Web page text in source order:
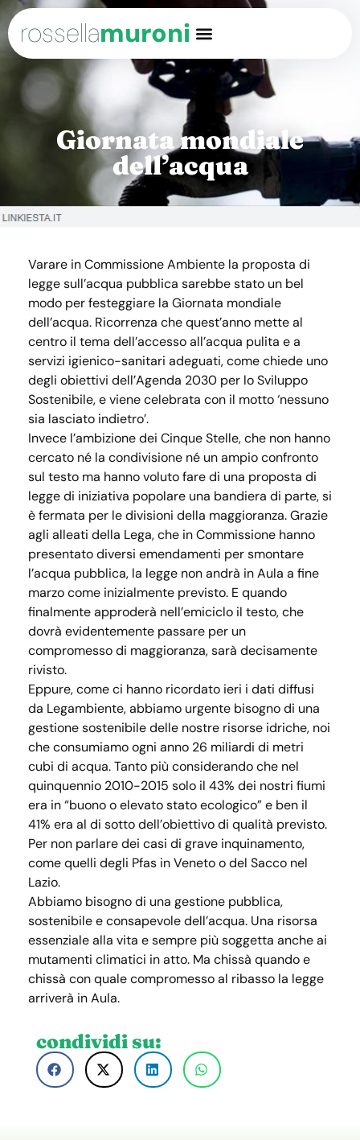
rossellamuroni
Giornata mondiale
dell’acqua
condividi su:
Varare in Commissione Ambiente la proposta di
legge sull’acqua pubblica sarebbe stato un bel
modo per festeggiare la Giornata mondiale
dell’acqua. Ricorrenza che quest’anno mette al
centro il tema dell’accesso all’acqua pulita e a
servizi igienico-sanitari adeguati, come chiede uno
degli obiettivi dell’Agenda 2030 per lo Sviluppo
Sostenibile, e viene celebrata con il motto ‘nessuno
sia lasciato indietro’.
Invece l’ambizione dei Cinque Stelle, che non hanno
cercato né la condivisione né un ampio confronto
sul testo ma hanno voluto fare di una proposta di
legge di iniziativa popolare una bandiera di parte, si
è fermata per le divisioni della maggioranza. Grazie
agli alleati della Lega, che in Commissione hanno
presentato diversi emendamenti per smontare
l’acqua pubblica, la legge non andrà in Aula a fine
marzo come inizialmente previsto. E quando
finalmente approderà nell’emiciclo il testo, che
dovrà evidentemente passare per un
compromesso di maggioranza, sarà decisamente
rivisto.
Eppure, come ci hanno ricordato ieri i dati diffusi
da Legambiente, abbiamo urgente bisogno di una
gestione sostenibile delle nostre risorse idriche, noi
che consumiamo ogni anno 26 miliardi di metri
cubi di acqua. Tanto più considerando che nel
quinquennio 2010-2015 solo il 43% dei nostri fiumi
era in “buono o elevato stato ecologico” e ben il
41% era al di sotto dell’obiettivo di qualità previsto.
Per non parlare dei casi di grave inquinamento,
come quelli degli Pfas in Veneto o del Sacco nel
Lazio.
Abbiamo bisogno di una gestione pubblica,
sostenibile e consapevole dell’acqua. Una risorsa
essenziale alla vita e sempre più soggetta anche ai
mutamenti climatici in atto. Ma chissà quando e
chissà con quale compromesso al ribasso la legge
arriverà in Aula.